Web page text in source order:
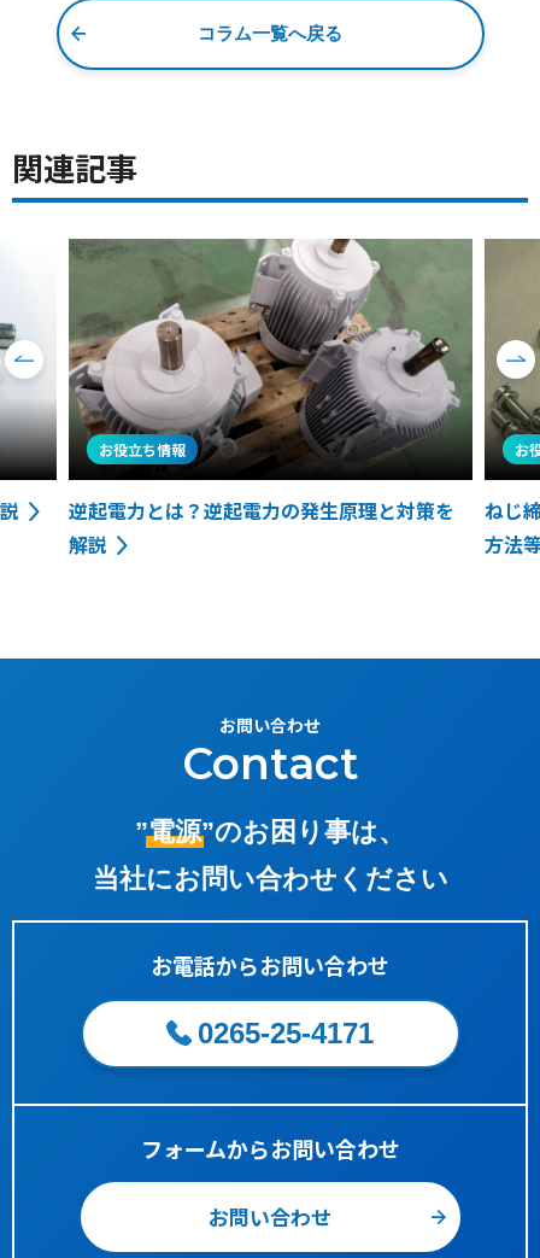
コラム一覧へ戻る
関連記事
Pre
s
お役立ち情報
逆起電力とは？逆起電力の発生原理と対策を
解説
お
ねじ
方法
Nex
t
お問い合わせ
Contact
”電源”のお困り事は、
当社にお問い合わせください
お電話からお問い合わせ
0265-25-4171
フォームからお問い合わせ
お問い合わせ